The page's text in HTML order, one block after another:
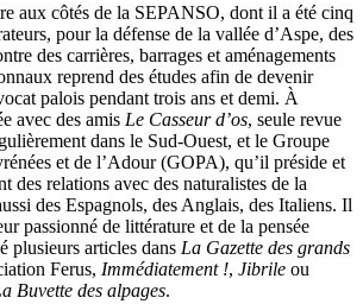
Béjanin Béatrice
Patrick
Claude
de
Eddie
Morgan
Xavier
aux côtés de la SEPANSO, dont il a été cinq
pour la défense de la vallée d’Aspe, des
des carrières, barrages et aménagements
reprend des études afin de devenir
palois pendant trois ans et demi. À
avec des amis Le Casseur d’os, seule revue
dans le Sud-Ouest, et le Groupe
et de l’Adour (GOPA), qu’il préside et
des relations avec des naturalistes de la
des Espagnols, des Anglais, des Italiens. Il
passionné de littérature et de la pensée
plusieurs articles dans La Gazette des grands
Ferus, Immédiatement !, Jibrile ou
Buvette des alpages.